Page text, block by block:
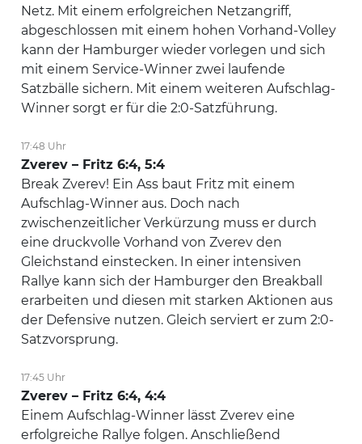
Netz. Mit einem erfolgreichen Netzangriff,
abgeschlossen mit einem hohen Vorhand-Volley
kann der Hamburger wieder vorlegen und sich
mit einem Service-Winner zwei laufende
Satzbälle sichern. Mit einem weiteren Aufschlag-
Winner sorgt er für die 2:0-Satzführung.
17:48 Uhr
Zverev – Fritz 6:4, 5:4
Break Zverev! Ein Ass baut Fritz mit einem
Aufschlag-Winner aus. Doch nach
zwischenzeitlicher Verkürzung muss er durch
eine druckvolle Vorhand von Zverev den
Gleichstand einstecken. In einer intensiven
Rallye kann sich der Hamburger den Breakball
erarbeiten und diesen mit starken Aktionen aus
der Defensive nutzen. Gleich serviert er zum 2:0-
Satzvorsprung.
17:45 Uhr
Zverev – Fritz 6:4, 4:4
Einem Aufschlag-Winner lässt Zverev eine
erfolgreiche Rallye folgen. Anschließend